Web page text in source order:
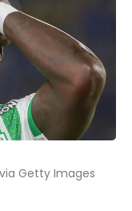
Getty Images